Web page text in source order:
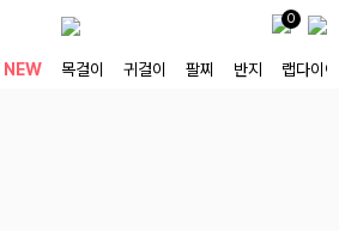
0
NEW 목걸이 귀걸이 팔찌 반지 랩다이아